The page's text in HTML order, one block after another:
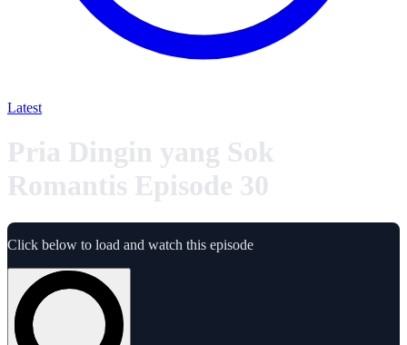
Latest
Pria Dingin yang Sok
Romantis Episode 30
Click below to load and watch this episode